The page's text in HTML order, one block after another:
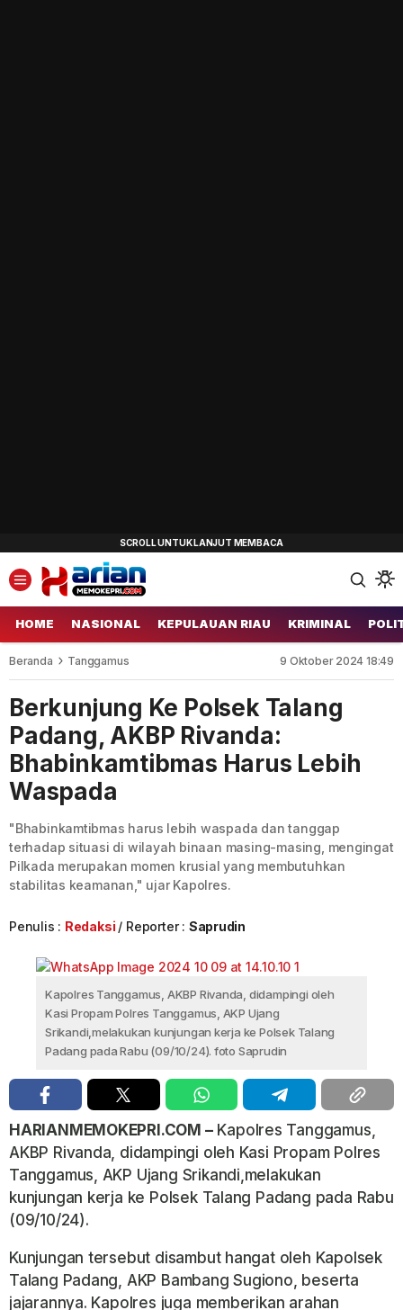
HOME NASIONAL KEPULAUAN RIAU KRIMINAL
Beranda Tanggamus 9 Oktober 2024 18:49
Berkunjung Ke Polsek Talang
Padang, AKBP Rivanda:
Bhabinkamtibmas Harus Lebih
Waspada
"Bhabinkamtibmas harus lebih waspada dan tanggap
terhadap situasi di wilayah binaan masing-masing, mengingat
Pilkada merupakan momen krusial yang membutuhkan
stabilitas keamanan," ujar Kapolres.
Penulis : Redaksi Reporter : Saprudin
Kapolres Tanggamus, AKBP Rivanda, didampingi oleh
Kasi Propam Polres Tanggamus, AKP Ujang
Srikandi,melakukan kunjungan kerja ke Polsek Talang
Padang pada Rabu (09/10/24). foto Saprudin
HARIANMEMOKEPRI.COM –Kapolres Tanggamus,
AKBP Rivanda, didampingi oleh Kasi Propam Polres
Tanggamus, AKP Ujang Srikandi,melakukan
kunjungan kerja ke Polsek Talang Padang pada Rabu
(09/10/24).
Kunjungan tersebut disambut hangat oleh Kapolsek
Talang Padang, AKP Bambang Sugiono, beserta
jajarannya. Kapolres juga memberikan arahan